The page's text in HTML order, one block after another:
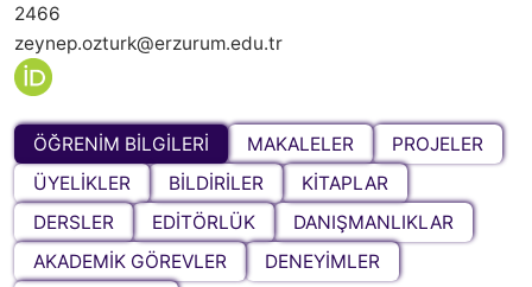
2466
zeynep.ozturk@erzurum.edu.tr
ÖĞRENİM BİLGİLERİ MAKALELER
PROJELER
ÜYELİKLER
BİLDİRİLER
KİTAPLAR
DERSLER
EDİTÖRLÜK
DANIŞMANLIKLAR
AKADEMİK GÖREVLER
DENEYİMLER